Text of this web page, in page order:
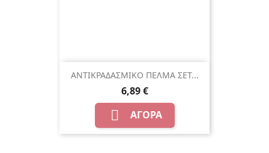
ΑΝΤΙΚΡΑΔΑΣΜΙΚΟ ΠΕΛΜΑ ΣΕΤ...
6,89 €
 ΑΓΟΡΆ